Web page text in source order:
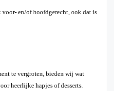
en/of hoofdgerecht, ook dat is
te vergroten, bieden wij wat
heerlijke hapjes of desserts.